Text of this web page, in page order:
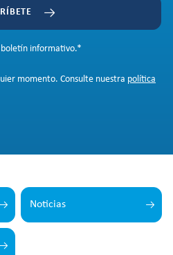
boletín informativo.*
momento. Consulte nuestra política
Noticias